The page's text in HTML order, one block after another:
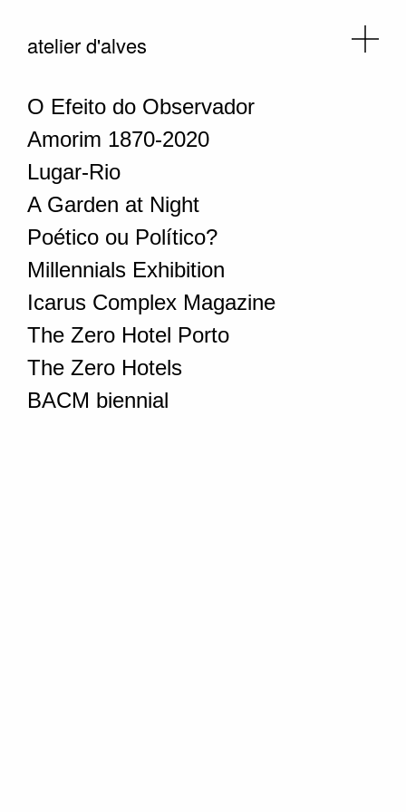
atelier d'alves
O Efeito do Observador
Amorim 1870-2020
Lugar-Rio
A Garden at Night
Poético ou Político?
Millennials Exhibition
Icarus Complex Magazine
The Zero Hotel Porto
The Zero Hotels
BACM biennial